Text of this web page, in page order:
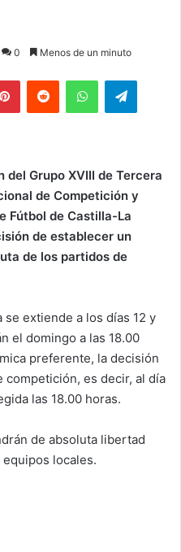
0 Menos de un minuto
del Grupo XVIII de Tercera
de Competición y
Fútbol de Castilla-La
de establecer un
de los partidos de
extiende a los días 12 y
el domingo a las 18.00
preferente, la decisión
competición, es decir, al día
las 18.00 horas.
de absoluta libertad
locales.